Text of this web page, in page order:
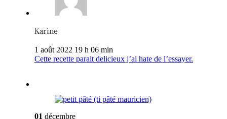
Karine
1 août 2022 19 h 06 min
Cette recette parait delicieux j’ai hate de l’essayer.
01 décembre